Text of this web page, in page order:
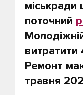
міськради
поточний
витратити
Ремонт
травня